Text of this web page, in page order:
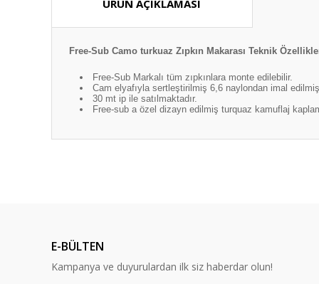
ÜRÜN AÇIKLAMASI
Free-Sub Camo turkuaz Zıpkın Makarası Teknik
Free-Sub Markalı tüm zıpkınlara monte edilebilir.
Cam elyafıyla sertleştirilmiş 6,6 naylondan imal
30 mt ip ile satılmaktadır.
Free-sub a özel dizayn edilmiş turquaz kamuflaj
Ürün bilgilerinde hatalar bulunuyor.
Ürün fiyatı diğer sitelerden daha pahalı.
E-BÜLTEN
Kampanya ve duyurulardan ilk siz haberdar olun!